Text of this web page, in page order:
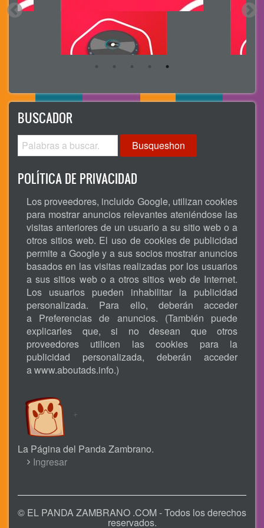
BUSCADOR
Busqueshon
POLÍTICA DE PRIVACIDAD
Los proveedores, incluido Google, utilizan cookies
para mostrar anuncios relevantes ateniéndose las
visitas anteriores de un usuario a su sitio web o a
otros sitios web. El uso de cookies de publicidad
permite a Google y a sus socios mostrar anuncios
basados en las visitas realizadas por los usuarios
a sus sitios web o a otros sitios web de Internet.
Los usuarios pueden inhabilitar la publicidad
personalizada. Para ello, deberán acceder
a Preferencias de anuncios. (También puede
explicarles que, si no desean que otros
proveedores utilicen las cookies para la
publicidad personalizada, deberán acceder
a www.aboutads.info.)
La Página del Panda Zambrano.
USER
MENU
Ingresar
© EL PANDA ZAMBRANO .COM - Todos los derechos
reservados.